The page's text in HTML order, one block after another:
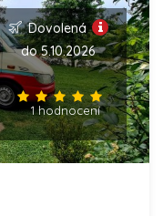
Dovolená
do 5.10.2026
1 hodnocení